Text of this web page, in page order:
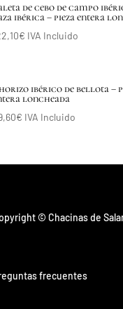
de cebo de campo
ibérica – pieza entera
€ IVA Incluido
ibérico de bellota –
loncheada
€ IVA Incluido
© Chacinas de
frecuentes